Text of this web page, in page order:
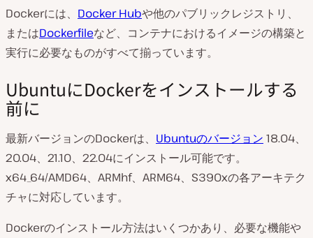
Dockerには、 Docker Hubや他のパブリックレジストリ、
またはDockerfileなど、コンテナにおけるイメージの構築と
実行に必要なものがすべて揃っています。
UbuntuにDockerをインストールする
前に
最新バージョンのDockerは、 Ubuntuのバージョン 18.04、
20.04、21.10、22.04にインストール可能です。
x64_64/AMD64、ARMhf、ARM64、S390xの各アーキテク
チャに対応しています。
Dockerのインストール方法はいくつかあり、必要な機能や